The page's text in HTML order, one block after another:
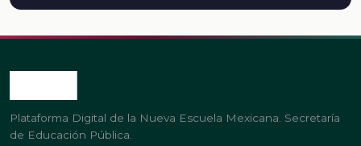
Plataforma Digital de la Nueva Escuela Mexicana. Secretaría
de Educación Pública.